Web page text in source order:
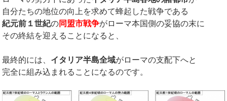
自分たちの地位の向上を求めて蜂起した戦争である
紀元前１世紀の同盟市戦争がローマ本国側の妥協の末に
その終結を迎えることになると、
最終的には、 イタリア半島全域がローマの支配下へと
完全に組み込まれることになるのです。